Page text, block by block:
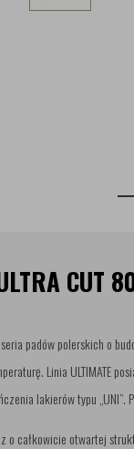
CUT
padów polerskich o
Linia ULTIMATE
lakierów typu „UNI”.
o całkowicie otwartej